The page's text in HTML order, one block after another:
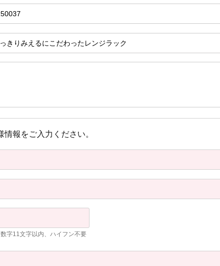
報をご入力ください。
字11文字以内、ハイフン不要